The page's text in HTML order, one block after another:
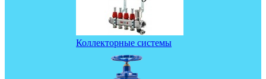
Коллекторные системы